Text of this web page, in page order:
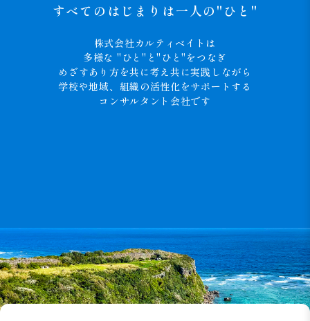
すべてのはじまりは一人の"ひと"
株式会社カルティベイトは
多様な "ひと"と"ひと"をつなぎ
めざすあり方を共に考え共に実践しながら
学校や地域、組織の活性化をサポートする
コンサルタント会社です